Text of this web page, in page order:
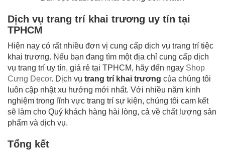
Dịch vụ trang trí khai trương uy tín tại
TPHCM
Hiện nay có rất nhiều đơn vị cung cấp dịch vụ trang trí tiệc
khai trương. Nếu bạn đang tìm một địa chỉ cung cấp dịch
vụ trang trí uy tín, giá rẻ tại TPHCM, hãy đến ngay Shop
Cưng Decor. Dịch vụ trang trí khai trương của chúng tôi
luôn cập nhật xu hướng mới nhất. Với nhiều năm kinh
nghiệm trong lĩnh vực trang trí sự kiện, chúng tôi cam kết
sẽ làm cho Quý khách hàng hài lòng, cả về chất lượng sản
phẩm và dịch vụ.
Tổng kết